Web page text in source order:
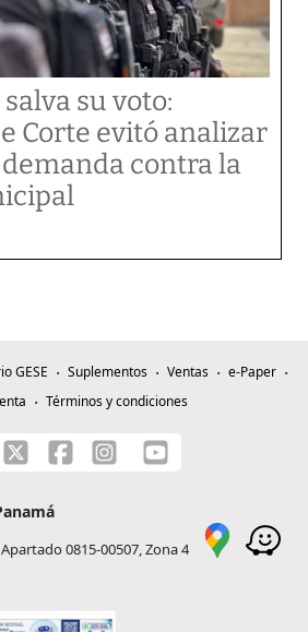
su voto:
Corte evitó analizar
contra la
GESE Suplementos Ventas
e-Paper
Términos y condiciones
0815-00507, Zona 4